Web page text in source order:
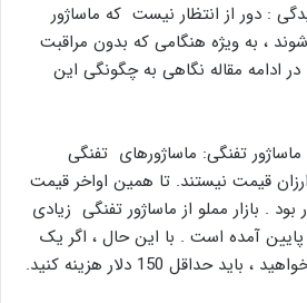
: دور از انتظار نیست که ماساژور
، به ویژه هنگامی که بدون مراقبت
ادامه مقاله نگاهی به چگونگی این
تفنگی: ماساژورهای تفنگی
قیمت نیستند. تا همین اواخر قیمت
بیش از 500 دلار بود . بازار مملو از ماساژور تفنگی زیادی
آمده است . با این حال ، اگر یک
150 دلار هزینه کنید.